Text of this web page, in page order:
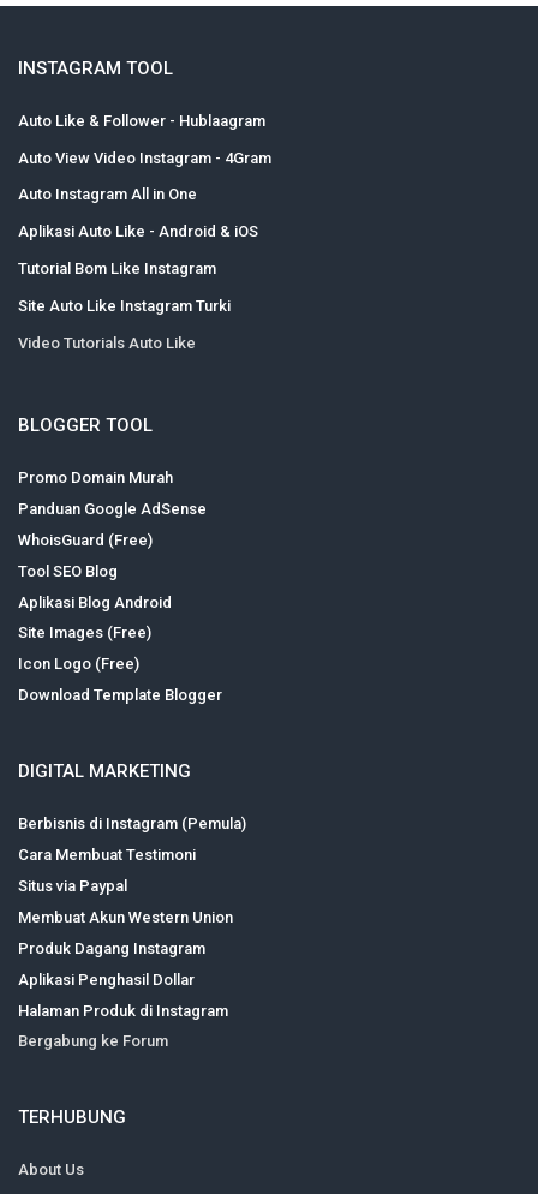
INSTAGRAM TOOL
Auto Like & Follower - Hublaagram
Auto View Video Instagram - 4Gram
Auto Instagram All in One
Aplikasi Auto Like - Android & iOS
Tutorial Bom Like Instagram
Site Auto Like Instagram Turki
Video Tutorials Auto Like
BLOGGER TOOL
Promo Domain Murah
Panduan Google AdSense
WhoisGuard (Free)
Tool SEO Blog
Aplikasi Blog Android
Site Images (Free)
Icon Logo (Free)
Download Template Blogger
DIGITAL MARKETING
Berbisnis di Instagram (Pemula)
Cara Membuat Testimoni
Situs via Paypal
Membuat Akun Western Union
Produk Dagang Instagram
Aplikasi Penghasil Dollar
Halaman Produk di Instagram
Bergabung ke Forum
TERHUBUNG
About Us